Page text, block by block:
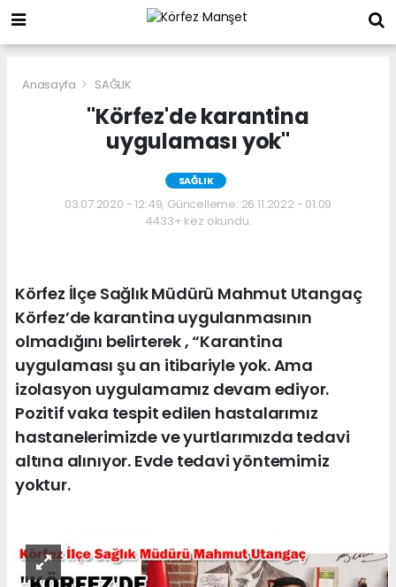
Anasayfa SAĞLIK
"Körfez'de karantina
uygulaması yok"
SAĞLIK
03.07.2020 - 12:49, Güncelleme: 26.11.2022 - 01:09
4433+ kez okundu.
Körfez İlçe Sağlık Müdürü Mahmut Utangaç
Körfez’de karantina uygulanmasının
olmadığını belirterek , “Karantina
uygulaması şu an itibariyle yok. Ama
izolasyon uygulamamız devam ediyor.
Pozitif vaka tespit edilen hastalarımız
hastanelerimizde ve yurtlarımızda tedavi
altına alınıyor. Evde tedavi yöntemimiz
yoktur.